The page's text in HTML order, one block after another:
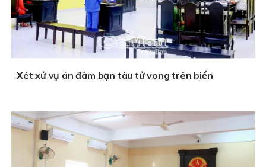
Xét xử vụ án đâm bạn tàu tử vong trên biển